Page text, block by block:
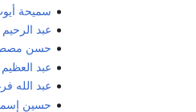
سميحة
عبد
حسن
عبد
عبد الله
حسين